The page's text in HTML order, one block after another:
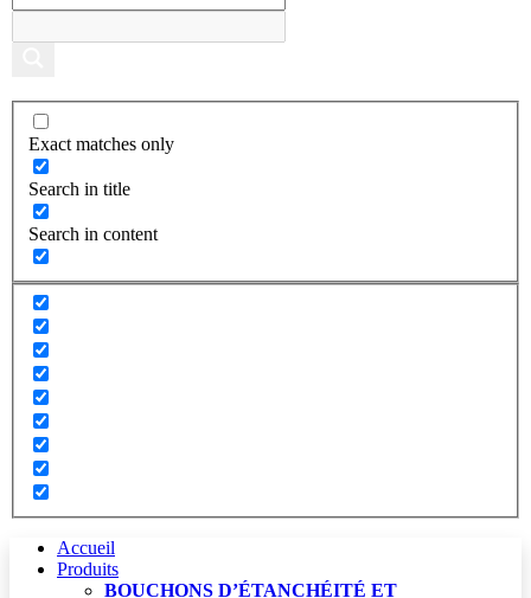
Exact matches only
Search in title
Search in content
Accueil
Produits
BOUCHONS D’ÉTANCHÉITÉ ET